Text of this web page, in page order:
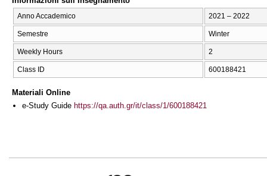
Anno Accademico 2021 – 2022
Semestre Winter
Weekly Hours 2
Class ID 600188421
Materiali Online
e-Study Guide https://qa.auth.gr/it/class/1/600188421